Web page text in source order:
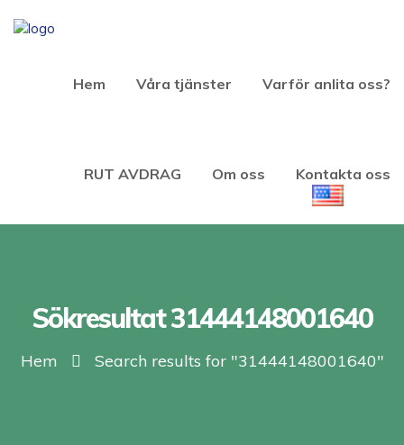
Hem Våra tjänster Varför anlita oss?
RUT AVDRAG Om oss Kontakta oss
Sökresultat 31444148001640
Hem Search results for "31444148001640"